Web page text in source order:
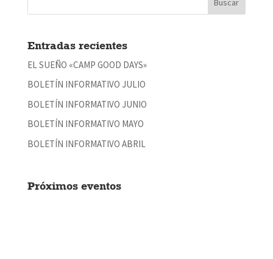
Entradas recientes
EL SUEÑO «CAMP GOOD DAYS»
BOLETÍN INFORMATIVO JULIO
BOLETÍN INFORMATIVO JUNIO
BOLETÍN INFORMATIVO MAYO
BOLETÍN INFORMATIVO ABRIL
Próximos eventos